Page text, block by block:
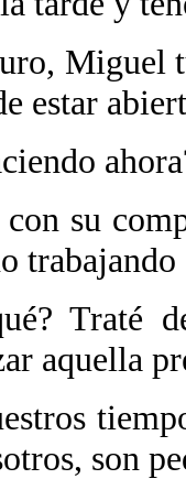
Miguel
estar
su
Traté
aquella
son